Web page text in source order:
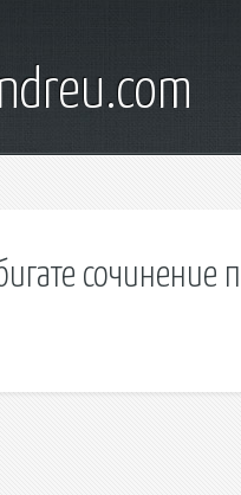
сочинение